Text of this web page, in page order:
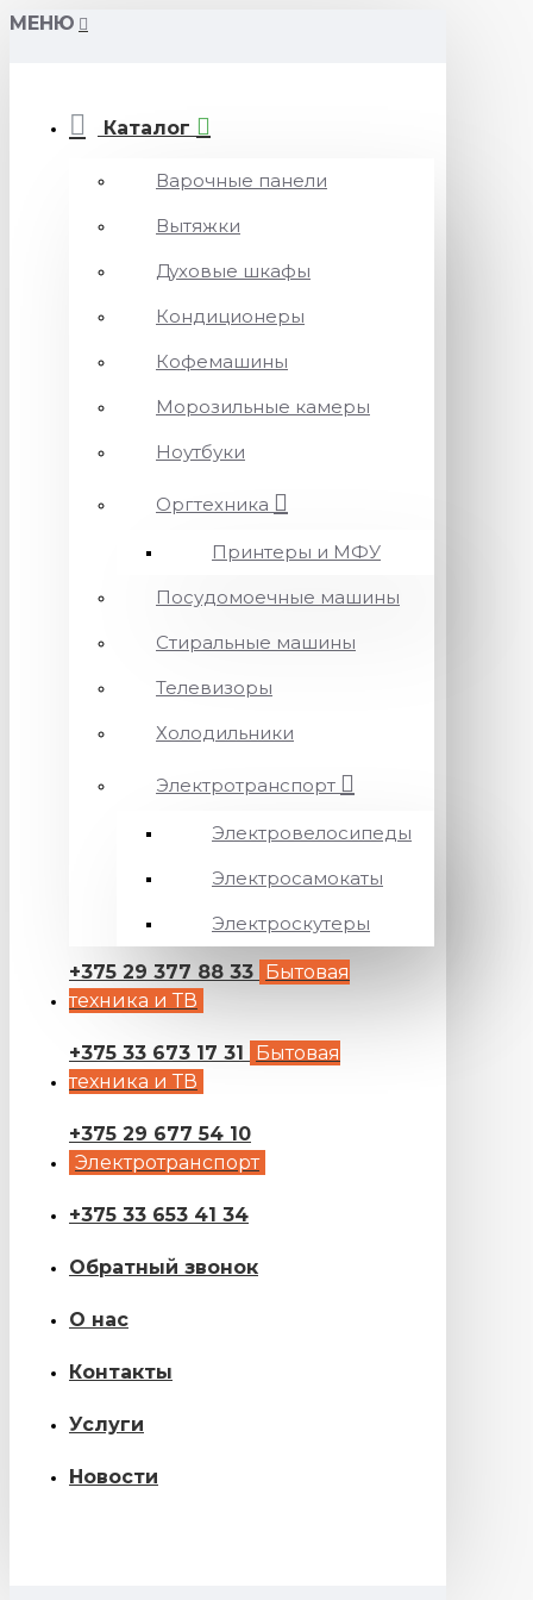
МЕНЮ
Каталог
Варочные панели
Вытяжки
Духовые шкафы
Кондиционеры
Кофемашины
Морозильные камеры
Ноутбуки
Оргтехника
Принтеры и МФУ
Посудомоечные машины
Стиральные машины
Телевизоры
Холодильники
Электротранспорт
Электровелосипеды
Электросамокаты
Электроскутеры
+375 29 377 88 33 Бытовая
техника и ТВ
+375 33 673 17 31
Бытовая
техника и ТВ
+375 29 677 54 10
Электротранспорт
+375 33 653 41 34
Обратный звонок
О нас
Контакты
Услуги
Новости